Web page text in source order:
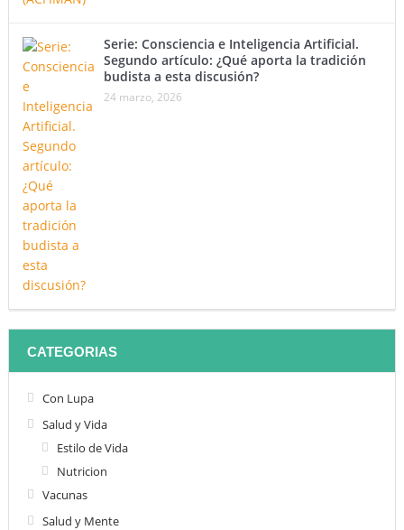
Serie: Consciencia e Inteligencia Artificial.
Segundo artículo: ¿Qué aporta la tradición
budista a esta discusión?
24 marzo, 2026
CATEGORIAS
Con Lupa
Salud y Vida
Estilo de Vida
Nutricion
Vacunas
Salud y Mente